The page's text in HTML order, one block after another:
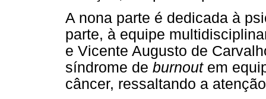
A nona parte é dedicada à
parte, à equipe
e Vicente Augusto de
síndrome de burnoutem
câncer, ressaltando a